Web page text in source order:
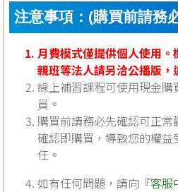
注意事項：(購買前請務
月費模式僅提供個人使用
親班等法人請另洽公播版，
線上補習課程可使用現金
員。
購買前請務必先確認可正
確認即購買，導致您的權
任。
如有任何問題，請向『客服